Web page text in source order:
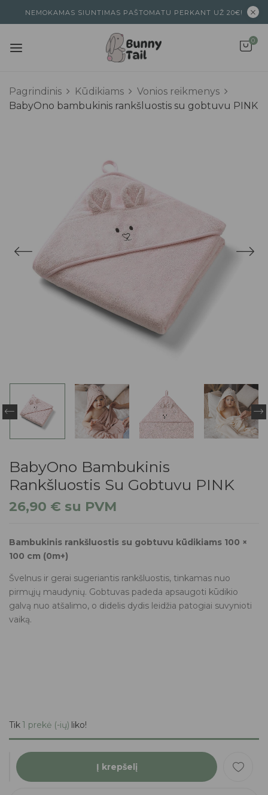
NEMOKAMAS SIUNTIMAS PAŠTOMATU PERKANT UŽ 20€!
0
Pagrindinis Kūdikiams
Vonios reikmenys
BabyOno bambukinis rankšluostis su gobtuvu PINK
BabyOno Bambukinis
Rankšluostis Su Gobtuvu PINK
26,90 € su PVM
Bambukinis rankšluostis su gobtuvu kūdikiams 100 ×
100 cm (0m+)
Švelnus ir gerai sugeriantis rankšluostis, tinkamas nuo
pirmųjų maudynių. Gobtuvas padeda apsaugoti kūdikio
galvą nuo atšalimo, o didelis dydis leidžia patogiai suvynioti
vaiką.
Tik1 prekė (-ių) liko!
Į krepšelį